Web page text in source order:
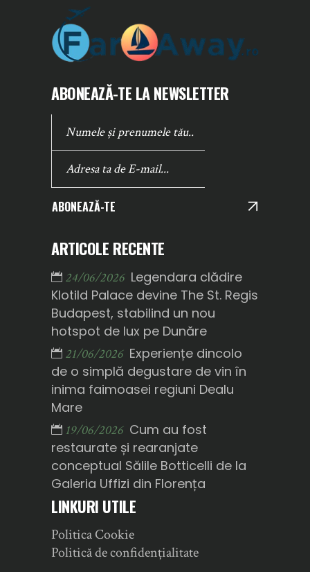
ABONEAZĂ-TE LA NEWSLETTER
ABONEAZĂ-TE
ARTICOLE RECENTE
24/06/2026 Legendara clădire
Klotild Palace devine The St. Regis
Budapest, stabilind un nou
hotspot de lux pe Dunăre
21/06/2026 Experiențe dincolo
de o simplă degustare de vin în
inima faimoasei regiuni Dealu
Mare
19/06/2026 Cum au fost
restaurate și rearanjate
conceptual Sălile Botticelli de la
Galeria Uffizi din Florența
LINKURI UTILE
Politica Cookie
Politică de confidențialitate